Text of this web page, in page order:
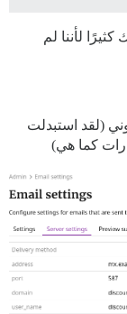
لأننا لم
(لقد استبدلت
كما هي)